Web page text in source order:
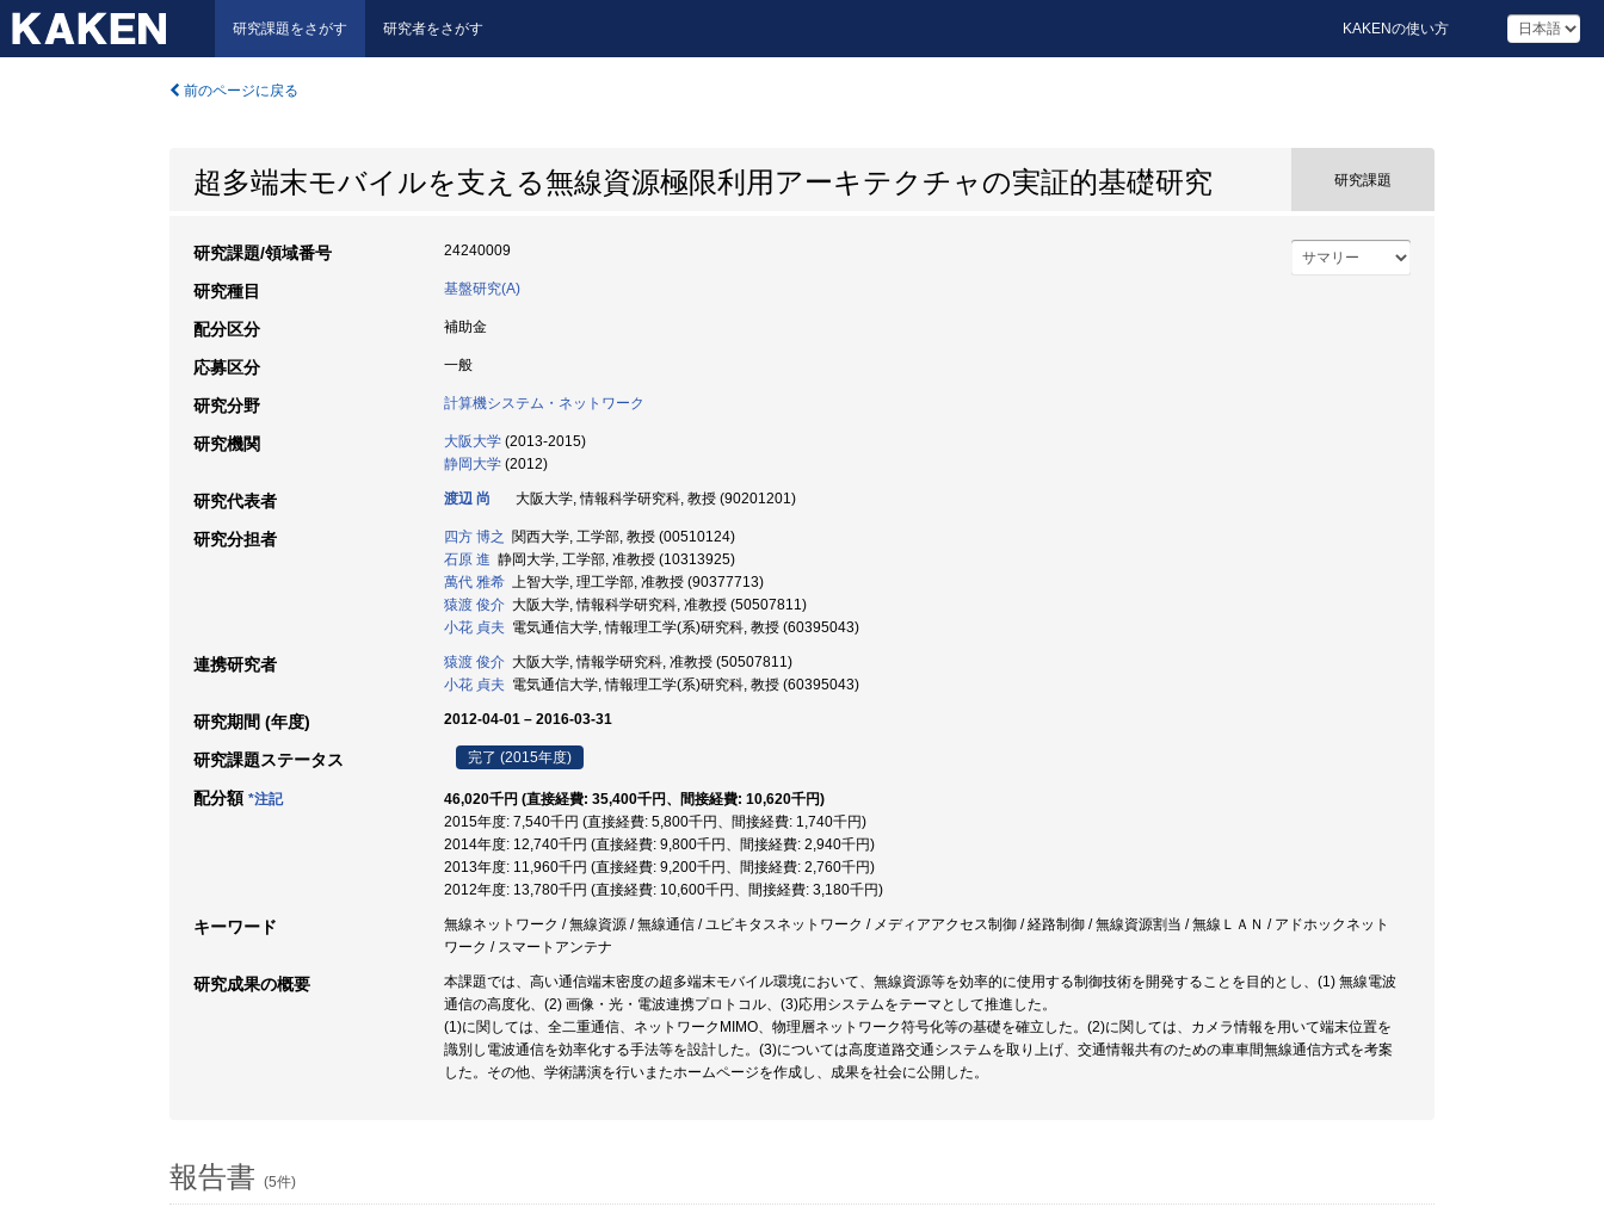
研究課題をさがす 研究者をさがす KAKENの使い方
前のページに戻る
超多端末モバイルを支える無線資源極限利用アーキテクチャの実証的基礎研究 研究課題
研究課題/領域番号 24240009
研究種目 基盤研究(A)
配分区分 補助金
応募区分 一般
研究分野 計算機システム・ネットワーク
研究機関 大阪大学 (2013-2015)
静岡大学 (2012)
研究代表者 渡辺 尚 大阪大学, 情報科学研究科, 教授 (90201201)
研究分担者 四方 博之
関西大学, 工学部, 教授 (00510124)
石原 進 静岡大学, 工学部, 准教授 (10313925)
萬代 雅希 上智大学, 理工学部, 准教授 (90377713)
猿渡 俊介 大阪大学, 情報科学研究科, 准教授 (50507811)
小花 貞夫 電気通信大学, 情報理工学(系)研究科, 教授 (60395043)
連携研究者 猿渡 俊介 大阪大学, 情報学研究科, 准教授 (50507811)
小花 貞夫 電気通信大学, 情報理工学(系)研究科, 教授 (60395043)
研究期間 (年度) 2012-04-01 – 2016-03-31
研究課題ステータス 完了 (2015年度)
配分額 *注記
46,020千円 (直接経費: 35,400千円、間接経費: 10,620千円)
2015年度: 7,540千円 (直接経費: 5,800千円、間接経費: 1,740千円)
2014年度: 12,740千円 (直接経費: 9,800千円、間接経費: 2,940千円)
2013年度: 11,960千円 (直接経費: 9,200千円、間接経費: 2,760千円)
2012年度: 13,780千円 (直接経費: 10,600千円、間接経費: 3,180千円)
キーワード
無線ネットワーク / 無線資源 / 無線通信 / ユビキタスネットワーク / メディアアクセス制御 / 経路制御 / 無線資源割当 / 無線ＬＡＮ / アドホックネット
ワーク / スマートアンテナ
研究成果の概要
本課題では、高い通信端末密度の超多端末モバイル環境において、無線資源等を効率的に使用する制御技術を開発することを目的とし、(1) 無線電波
通信の高度化、(2) 画像・光・電波連携プロトコル、(3)応用システムをテーマとして推進した。
(1)に関しては、全二重通信、ネットワークMIMO、物理層ネットワーク符号化等の基礎を確立した。(2)に関しては、カメラ情報を用いて端末位置を
識別し電波通信を効率化する手法等を設計した。(3)については高度道路交通システムを取り上げ、交通情報共有のための車車間無線通信方式を考案
した。その他、学術講演を行いまたホームページを作成し、成果を社会に公開した。
報告書 (5件)